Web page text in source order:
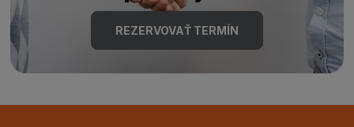
REZERVOVAŤ TERMÍN